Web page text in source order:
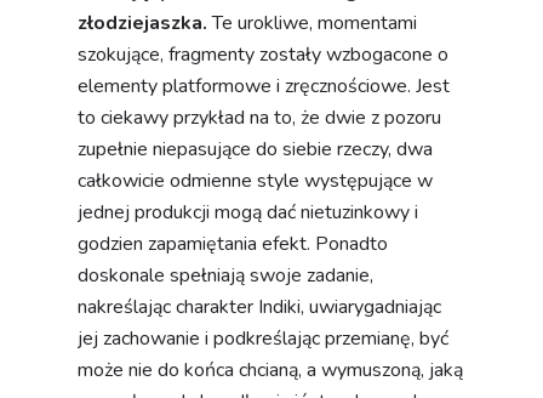
złodziejaszka.Te urokliwe, momentami
szokujące, fragmenty zostały wzbogacone o
elementy platformowe i zręcznościowe. Jest
to ciekawy przykład na to, że dwie z pozoru
zupełnie niepasujące do siebie rzeczy, dwa
całkowicie odmienne style występujące w
jednej produkcji mogą dać nietuzinkowy i
godzien zapamiętania efekt. Ponadto
doskonale spełniają swoje zadanie,
nakreślając charakter Indiki, uwiarygadniając
jej zachowanie i podkreślając przemianę, być
może nie do końca chcianą, a wymuszoną, jaką